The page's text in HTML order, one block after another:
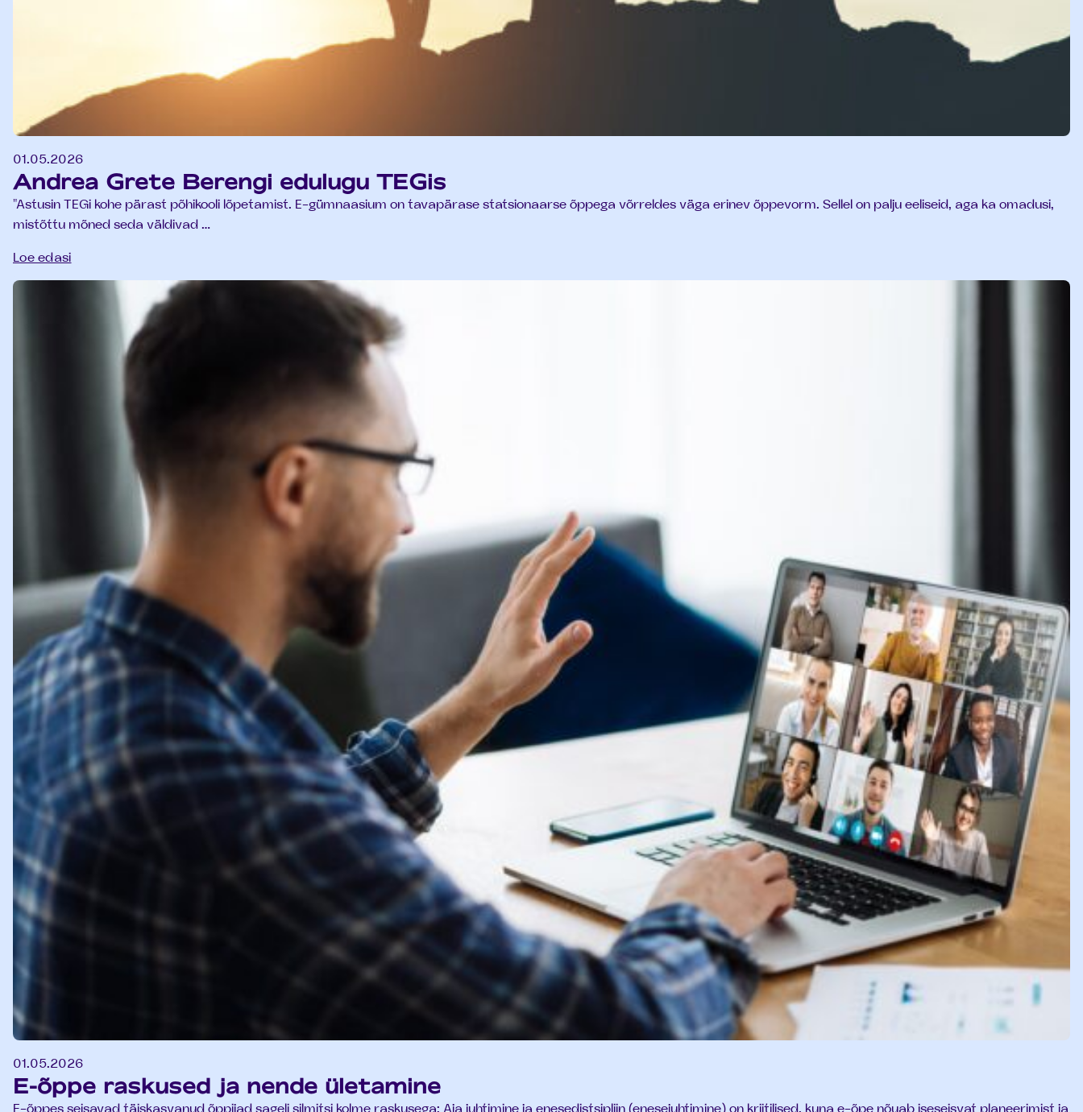
01.05.2026
Andrea Grete Berengi edulugu TEGis
"Astusin TEGi kohe pärast põhikooli lõpetamist. E-gümnaasium on tavapärase statsionaarse õppega võrreldes väga erinev õppevorm. Sellel on palju eeliseid, aga ka omadusi,
mistõttu mõned seda väldivad …
Loe edasi
01.05.2026
E-õppe raskused ja nende ületamine
E-õppes seisavad täiskasvanud õppijad sageli silmitsi kolme raskusega: Aja juhtimine ja enesedistsipliin (enesejuhtimine) on kriitilised, kuna e-õpe nõuab iseseisvat planeerimist ja